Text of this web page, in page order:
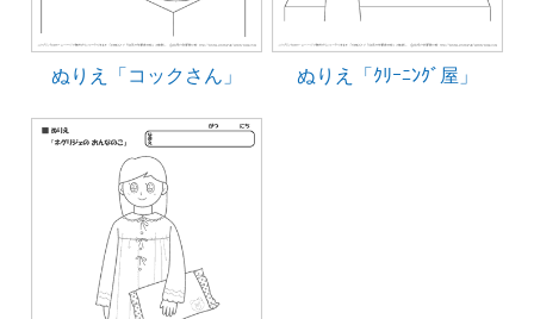
ぬりえ「コックさん」 ぬりえ「ｸﾘｰﾆﾝｸﾞ屋」